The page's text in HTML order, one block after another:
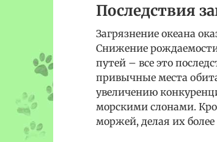
Последствия
Загрязнение океана
Снижение
путей – все это
привычные места
увеличению
морскими слонами.
моржей, делая их